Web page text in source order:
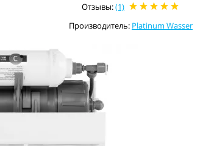
Отзывы:(1)
Производитель: Platinum Wasser